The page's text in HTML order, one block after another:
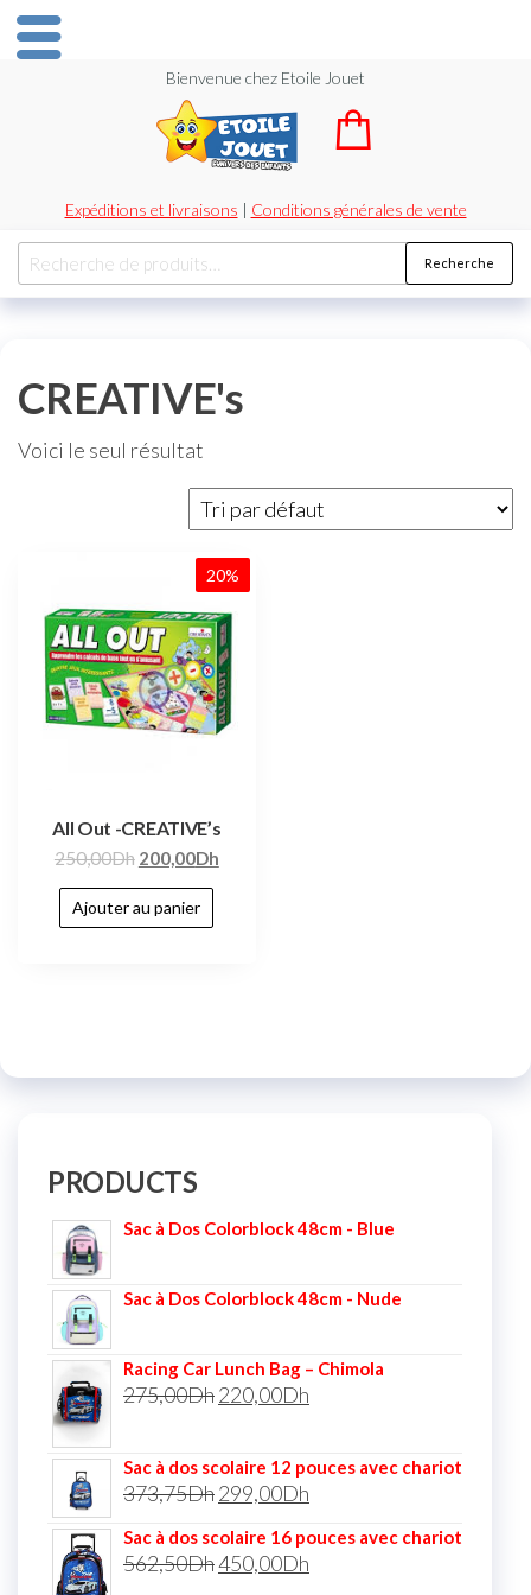
Bienvenue chez Etoile Jouet
Expéditions et livraisons | Conditions générales de vente
Recherche
CREATIVE's
Voici le seul résultat
20%
All Out -CREATIVE’s
250,00Dh 200,00Dh
Ajouter au panier
PRODUCTS
Sac à Dos Colorblock 48cm - Blue
Sac à Dos Colorblock 48cm - Nude
Racing Car Lunch Bag – Chimola
275,00Dh220,00Dh
Sac à dos scolaire 12 pouces avec chariot
373,75Dh299,00Dh
Sac à dos scolaire 16 pouces avec chariot
562,50Dh450,00Dh